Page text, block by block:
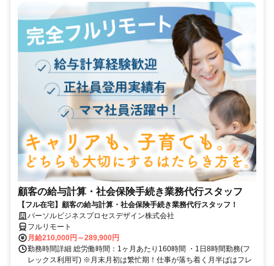
顧客の給与計算・社会保険手続き業務代行スタッフ
【フル在宅】顧客の給与計算・社会保険手続き業務代行スタッフ！
パーソルビジネスプロセスデザイン株式会社
フルリモート
月給210,000円～289,900円
勤務時間詳細 総労働時間：1ヶ月あたり160時間 ・1日8時間勤務(フ
レックス利用可) ※月末月初は繁忙期！仕事が落ち着く月半ばはフレ